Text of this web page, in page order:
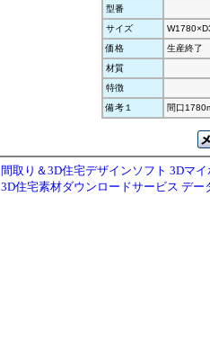
型番
サイズ
価格
生産終了
材質
特徴
備考１
間口
間取り＆3D住宅デザインソフト 3Dマ
3D住宅素材ダウンロードサービス デー